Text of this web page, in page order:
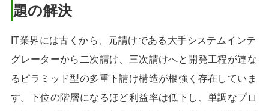
題の解決
IT業界には古くから、元請けである大手システムインテ
グレーターから二次請け、三次請けへと開発工程が連な
るピラミッド型の多重下請け構造が根強く存在していま
す。下位の階層になるほど利益率は低下し、単調なプロ